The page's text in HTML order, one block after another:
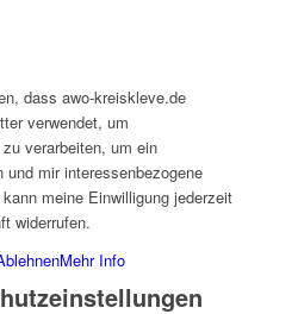
dass awo-kreiskleve.de
verwendet, um
verarbeiten, um ein
mir interessenbezogene
meine Einwilligung jederzeit
widerrufen.
Mehr Info